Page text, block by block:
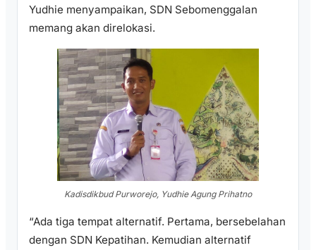
Yudhie menyampaikan, SDN Sebomenggalan
memang akan direlokasi.
Kadisdikbud Purworejo, Yudhie Agung Prihatno
“Ada tiga tempat alternatif. Pertama, bersebelahan
dengan SDN Kepatihan. Kemudian alternatif